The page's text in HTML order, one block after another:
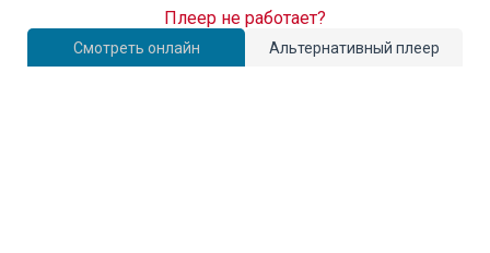
Смотреть онлайн Альтернативный плеер
Плеер не работает?